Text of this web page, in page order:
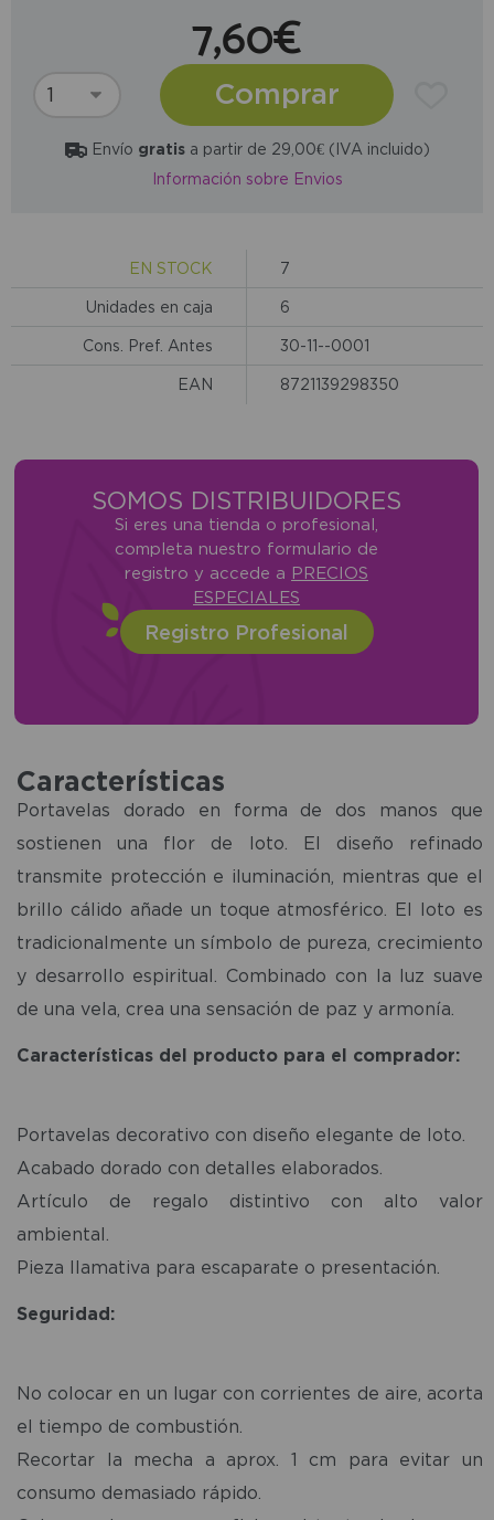
7,60€
Comprar
Envío gratisa partir de 29,00€ (IVA incluido)
Información sobre Envios
EN STOCK 7
Unidades en caja 6
Cons. Pref. Antes 30-11--0001
EAN 8721139298350
SOMOS DISTRIBUIDORES
Si eres una tienda o profesional,
completa nuestro formulario de
registro y accede a PRECIOS
ESPECIALES
Registro Profesional
Características
Portavelas dorado en forma de dos manos que
sostienen una flor de loto. El diseño refinado
transmite protección e iluminación, mientras que el
brillo cálido añade un toque atmosférico. El loto es
tradicionalmente un símbolo de pureza, crecimiento
y desarrollo espiritual. Combinado con la luz suave
de una vela, crea una sensación de paz y armonía.
Características del producto para el comprador:
Portavelas decorativo con diseño elegante de loto.
Acabado dorado con detalles elaborados.
Artículo de regalo distintivo con alto valor
ambiental.
Pieza llamativa para escaparate o presentación.
Seguridad:
No colocar en un lugar con corrientes de aire, acorta
el tiempo de combustión.
Recortar la mecha a aprox. 1 cm para evitar un
consumo demasiado rápido.